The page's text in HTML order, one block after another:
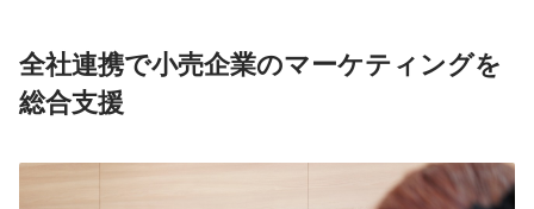
全社連携で小売企業のマーケティングを
総合支援